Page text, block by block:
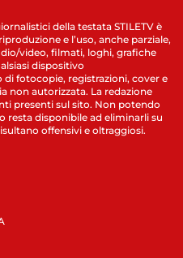
della testata STILETV è
e l’uso, anche parziale,
video, filmati, loghi, grafiche
dispositivo
fotocopie, registrazioni, cover e
non autorizzata. La redazione
presenti sul sito. Non potendo
disponibile ad eliminarli su
offensivi e oltraggiosi.